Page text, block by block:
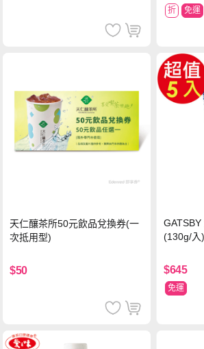
折 免運
天仁釀茶所50元飲品兌換券(一
次抵用型)
$50
(130g/入)
$645
免運